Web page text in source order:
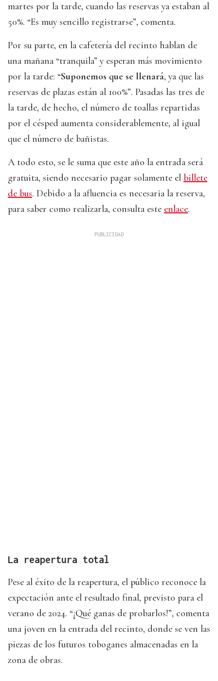
martes por la tarde, cuando las reservas ya estaban al
50%. “Es muy sencillo registrarse”, comenta.
Por su parte, en la cafetería del recinto hablan de
una mañana “tranquila” y esperan más movimiento
por la tarde: “Suponemos que se llenará, ya que las
reservas de plazas están al 100%”. Pasadas las tres de
la tarde, de hecho, el número de toallas repartidas
por el césped aumenta considerablemente, al igual
que el número de bañistas.
A todo esto, se le suma que este año la entrada será
gratuita, siendo necesario pagar solamente el billete
de bus. Debido a la afluencia es necesaria la reserva,
para saber como realizarla, consulta este enlace.
La reapertura total
Pese al éxito de la reapertura, el público reconoce la
expectación ante el resultado final, previsto para el
verano de 2024. “¡Qué ganas de probarlos!”, comenta
una joven en la entrada del recinto, donde se ven las
piezas de los futuros toboganes almacenadas en la
zona de obras.